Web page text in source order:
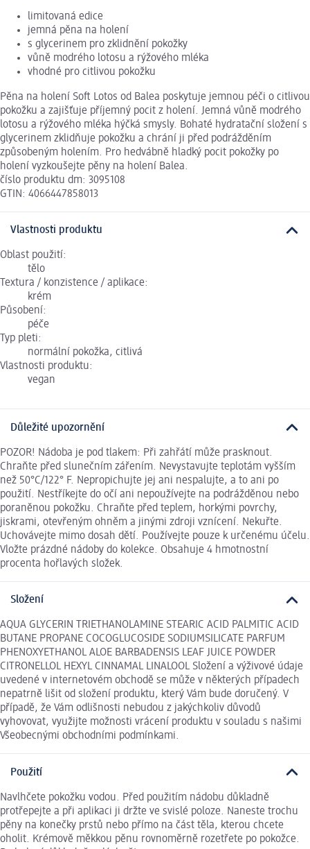
limitovaná edice
jemná pěna na holení
s glycerinem pro zklidnění pokožky
vůně modrého lotosu a rýžového mléka
vhodné pro citlivou pokožku
Pěna na holení Soft Lotos od Balea poskytuje jemnou péči o citlivou
pokožku a zajišťuje příjemný pocit z holení. Jemná vůně modrého
lotosu a rýžového mléka hýčká smysly. Bohaté hydratační složení s
glycerinem zklidňuje pokožku a chrání ji před podrážděním
způsobeným holením. Pro hedvábně hladký pocit pokožky po
holení vyzkoušejte pěny na holení Balea.
číslo produktu dm: 3095108
GTIN: 4066447858013
Vlastnosti produktu
Oblast použití:
tělo
Textura / konzistence / aplikace:
krém
Působení:
péče
Typ pleti:
normální pokožka, citlivá
Vlastnosti produktu:
vegan
Důležité upozornění
POZOR! Nádoba je pod tlakem: Při zahřátí může prasknout.
Chraňte před slunečním zářením. Nevystavujte teplotám vyšším
než 50°C/122° F. Nepropichujte jej ani nespalujte, a to ani po
použití. Nestříkejte do očí ani nepoužívejte na podrážděnou nebo
poraněnou pokožku. Chraňte před teplem, horkými povrchy,
jiskrami, otevřeným ohněm a jinými zdroji vznícení. Nekuřte.
Uchovávejte mimo dosah dětí. Používejte pouze k určenému účelu.
Vložte prázdné nádoby do kolekce. Obsahuje 4 hmotnostní
procenta hořlavých složek.
Složení
AQUA GLYCERIN TRIETHANOLAMINE STEARIC ACID PALMITIC ACID
BUTANE PROPANE COCOGLUCOSIDE SODIUMSILICATE PARFUM
PHENOXYETHANOL ALOE BARBADENSIS LEAF JUICE POWDER
CITRONELLOL HEXYL CINNAMAL LINALOOL Složení a výživové údaje
uvedené v internetovém obchodě se může v některých případech
nepatrně lišit od složení produktu, který Vám bude doručený. V
případě, že Vám odlišnosti nebudou z jakýchkoliv důvodů
vyhovovat, využijte možnosti vrácení produktu v souladu s našimi
Všeobecnými obchodními podmínkami.
Použití
Navlhčete pokožku vodou. Před použitím nádobu důkladně
protřepejte a při aplikaci ji držte ve svislé poloze. Naneste trochu
pěny na konečky prstů nebo přímo na část těla, kterou chcete
oholit. Krémově měkkou pěnu rovnoměrně rozetřete po pokožce.